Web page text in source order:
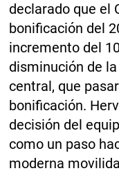
declarado que el
bonificación del
incremento del
disminución de
central, que
bonificación.
decisión del
como un paso
moderna